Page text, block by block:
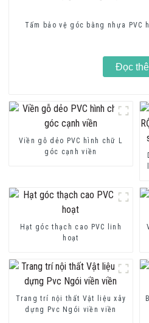
Tấm bảo vệ góc bằng nhựa PVC
Đọc
Viền gỗ dẻo PVC hình chữ L
góc cạnh viền
Hạt góc thạch cao PVC linh
hoạt
Trang trí nội thất Vật liệu xây
dựng Pvc Ngói viền viền